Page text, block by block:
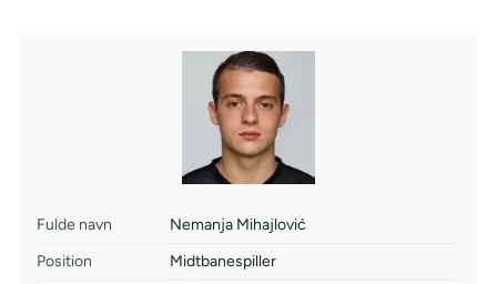
Fulde navn
Nemanja Mihajlović
Position
Midtbanespiller